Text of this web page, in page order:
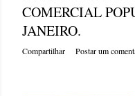
COMERCIAL
JANEIRO.
Compartilhar Postar um